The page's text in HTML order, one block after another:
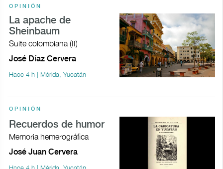
OPINIÓN
La apache de
Sheinbaum
Suite colombiana (II)
José Díaz Cervera
Hace 4 h | Mérida, Yucatán
OPINIÓN
Recuerdos de humor
Memoria hemerográfica
José Juan Cervera
Hace 4 h | Mérida, Yucatán